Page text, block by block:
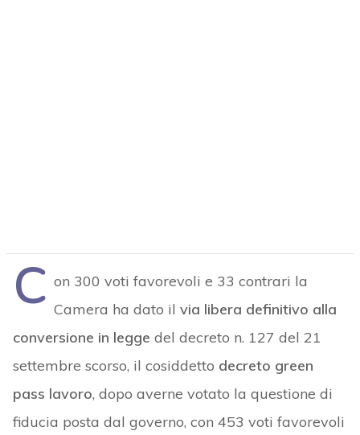
C on 300 voti favorevoli e 33 contrari la
Camera ha dato il via libera definitivo alla
conversione in legge del decreto n. 127 del 21
settembre scorso, il cosiddetto decreto green
pass lavoro, dopo averne votato la questione di
fiducia posta dal governo, con 453 voti favorevoli